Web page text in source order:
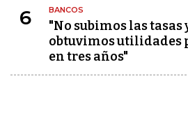
6 BANCOS
"No subimos las tasas
obtuvimos utilidades
en tres años"